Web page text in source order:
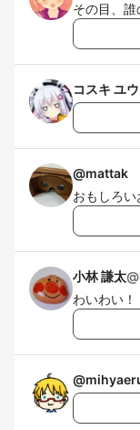
その目、誰
コスキ ユ
@mattak
おもしろ
小林 謙太@
わいわい！
@